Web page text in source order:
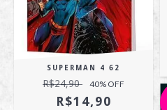
SUPERMAN 4 62
R$24,90 40% OFF
R$14,90